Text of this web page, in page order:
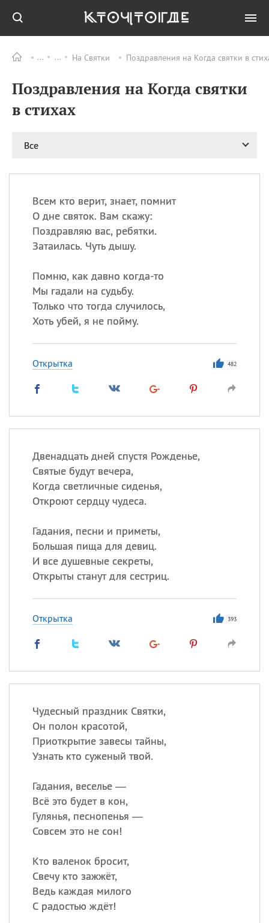
На Святки Поздравления на Когда святки в
Поздравления на Когда святки
в стихах
Все
Всем кто верит, знает, помнит
О дне святок. Вам скажу:
Поздравляю вас, ребятки.
Затаилась. Чуть дышу.
Помню, как давно когда-то
Мы гадали на судьбу.
Только что тогда случилось,
Хоть убей, я не пойму.
Открытка 482
Двенадцать дней спустя Рожденье,
Святые будут вечера,
Когда светличные сиденья,
Откроют сердцу чудеса.
Гадания, песни и приметы,
Большая пища для девиц.
И все душевные секреты,
Открыты станут для сестриц.
Открытка 393
Чудесный праздник Святки,
Он полон красотой,
Приоткрытие завесы тайны,
Узнать кто суженый твой.
Гадания, веселье —
Всё это будет в кон,
Гулянья, песнопенья —
Совсем это не сон!
Кто валенок бросит,
Свечу кто зажжёт,
Ведь каждая милого
С радостью ждёт!
ПРАЗДНИКИ Все
08.08 День «Счастье
случается» (Happiness
великомученика
покровителя всех
09.08
ИМЕНА
Сегодня празднуют именины
Посмотреть значениеи
происхождение